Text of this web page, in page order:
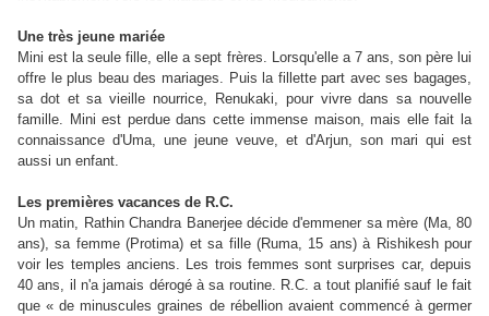
Une très jeune mariée
Mini est la seule fille, elle a sept frères. Lorsqu'elle a 7 ans, son père lui
offre le plus beau des mariages. Puis la fillette part avec ses bagages,
sa dot et sa vieille nourrice, Renukaki, pour vivre dans sa nouvelle
famille. Mini est perdue dans cette immense maison, mais elle fait la
connaissance d'Uma, une jeune veuve, et d'Arjun, son mari qui est
aussi un enfant.
Les premières vacances de R.C.
Un matin, Rathin Chandra Banerjee décide d'emmener sa mère (Ma, 80
ans), sa femme (Protima) et sa fille (Ruma, 15 ans) à Rishikesh pour
voir les temples anciens. Les trois femmes sont surprises car, depuis
40 ans, il n'a jamais dérogé à sa routine. R.C. a tout planifié sauf le fait
que « de minuscules graines de rébellion avaient commencé à germer